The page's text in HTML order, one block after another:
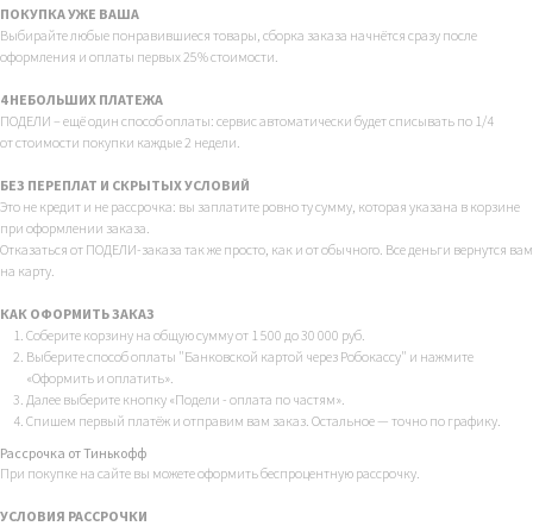
ПОКУПКА УЖЕ ВАША
Выбирайте любые понравившиеся товары, сборка заказа начнётся сразу после
оформления и оплаты первых 25% стоимости.
4 НЕБОЛЬШИХ ПЛАТЕЖА
ПОДЕЛИ – ещё один способ оплаты: сервис автоматически будет списывать по 1/4
от стоимости покупки каждые 2 недели.
БЕЗ ПЕРЕПЛАТ И СКРЫТЫХ УСЛОВИЙ
Это не кредит и не рассрочка: вы заплатите ровно ту сумму, которая указана в корзине
при оформлении заказа.
Отказаться от ПОДЕЛИ-заказа так же просто, как и от обычного. Все деньги вернутся вам
на карту.
КАК ОФОРМИТЬ ЗАКАЗ
Соберите корзину на общую сумму от 1 500 до 30 000 руб.
Выберите способ оплаты "Банковской картой через Робокассу" и нажмите
«Оформить и оплатить».
Далее выберите кнопку «Подели - оплата по частям».
Спишем первый платёж и отправим вам заказ. Остальное — точно по графику.
Рассрочка от Тинькофф
При покупке на сайте вы можете оформить беспроцентную рассрочку.
УСЛОВИЯ РАССРОЧКИ